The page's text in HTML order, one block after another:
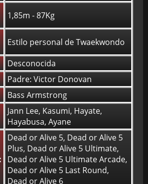
1,85m - 87Kg
Estilo personal de Twaekwondo
Desconocida
Padre: Victor Donovan
Bass Armstrong
Jann Lee, Kasumi, Hayate,
Hayabusa, Ayane
Dead or Alive 5, Dead or Alive 5
Plus, Dead or Alive 5 Ultimate,
Dead or Alive 5 Ultimate Arcade,
Dead or Alive 5 Last Round,
Dead or Alive 6